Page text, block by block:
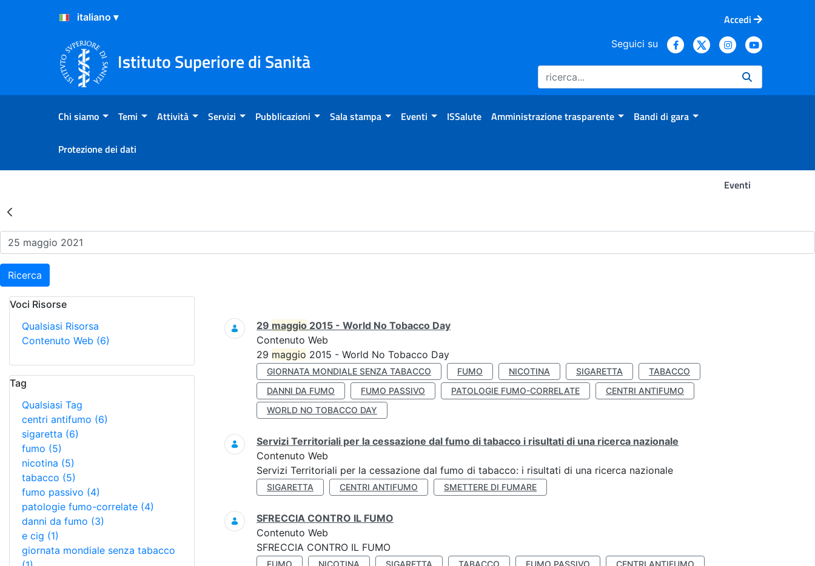
Salta al Contenuto
Salta al Footer
Accedi
Istituto Superiore di Sanità
Seguici su
Chi siamo Temi Attività Servizi Pubblicazioni Sala stampa Eventi ISSalute Amministrazione trasparente Bandi di gara
Protezione dei dati
Eventi
Risultati della Ricerca - Eventi
Ricerca
Voci Risorse
Qualsiasi Risorsa
Contenuto Web (6)
Tag
Qualsiasi Tag
centri antifumo (6)
sigaretta (6)
fumo (5)
nicotina (5)
tabacco (5)
fumo passivo (4)
patologie fumo-correlate (4)
danni da fumo (3)
e cig (1)
giornata mondiale senza tabacco
Ricerca
29 maggio 2015 - World No Tobacco Day
Contenuto Web
29 maggio 2015 - World No Tobacco Day
GIORNATA MONDIALE SENZA TABACCO FUMO NICOTINA SIGARETTA
TABACCO
DANNI DA FUMO
FUMO PASSIVO PATOLOGIE FUMO-CORRELATE
CENTRI ANTIFUMO
WORLD NO TOBACCO DAY
Servizi Territoriali per la cessazione dal fumo di tabacco i risultati di una ricerca nazionale
Contenuto Web
Servizi Territoriali per la cessazione dal fumo di tabacco: i risultati di una ricerca nazionale
SIGARETTA CENTRI ANTIFUMO SMETTERE DI FUMARE
SFRECCIA CONTRO IL FUMO
Contenuto Web
SFRECCIA CONTRO IL FUMO
FUMO NICOTINA SIGARETTA TABACCO FUMO PASSIVO CENTRI ANTIFUMO